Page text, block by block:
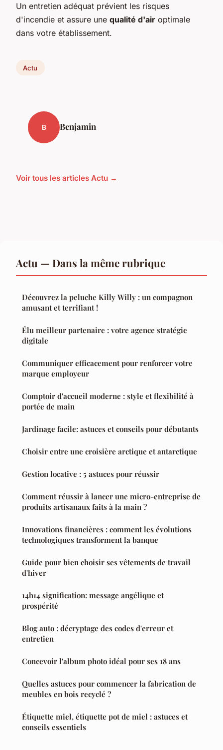
Un entretien adéquat prévient les risques
d'incendie et assure une qualité d'air optimale
dans votre établissement.
Actu
B Benjamin
Voir tous les articles Actu →
Actu — Dans la même rubrique
Découvrez la peluche Killy Willy : un compagnon
amusant et terrifiant !
Élu meilleur partenaire : votre agence stratégie
digitale
Communiquer efficacement pour renforcer votre
marque employeur
Comptoir d'accueil moderne : style et flexibilité à
portée de main
Jardinage facile: astuces et conseils pour débutants
Choisir entre une croisière arctique et antarctique
Gestion locative : 5 astuces pour réussir
Comment réussir à lancer une micro-entreprise de
produits artisanaux faits à la main ?
Innovations financières : comment les évolutions
technologiques transforment la banque
Guide pour bien choisir ses vêtements de travail
d'hiver
14h14 signification: message angélique et
prospérité
Blog auto : décryptage des codes d'erreur et
entretien
Concevoir l'album photo idéal pour ses 18 ans
Quelles astuces pour commencer la fabrication de
meubles en bois recyclé ?
Étiquette miel, étiquette pot de miel : astuces et
conseils essentiels